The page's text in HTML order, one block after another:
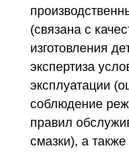
(связана с
изготовления
экспертиза
эксплуатации
соблюдение
правил
смазки), а также